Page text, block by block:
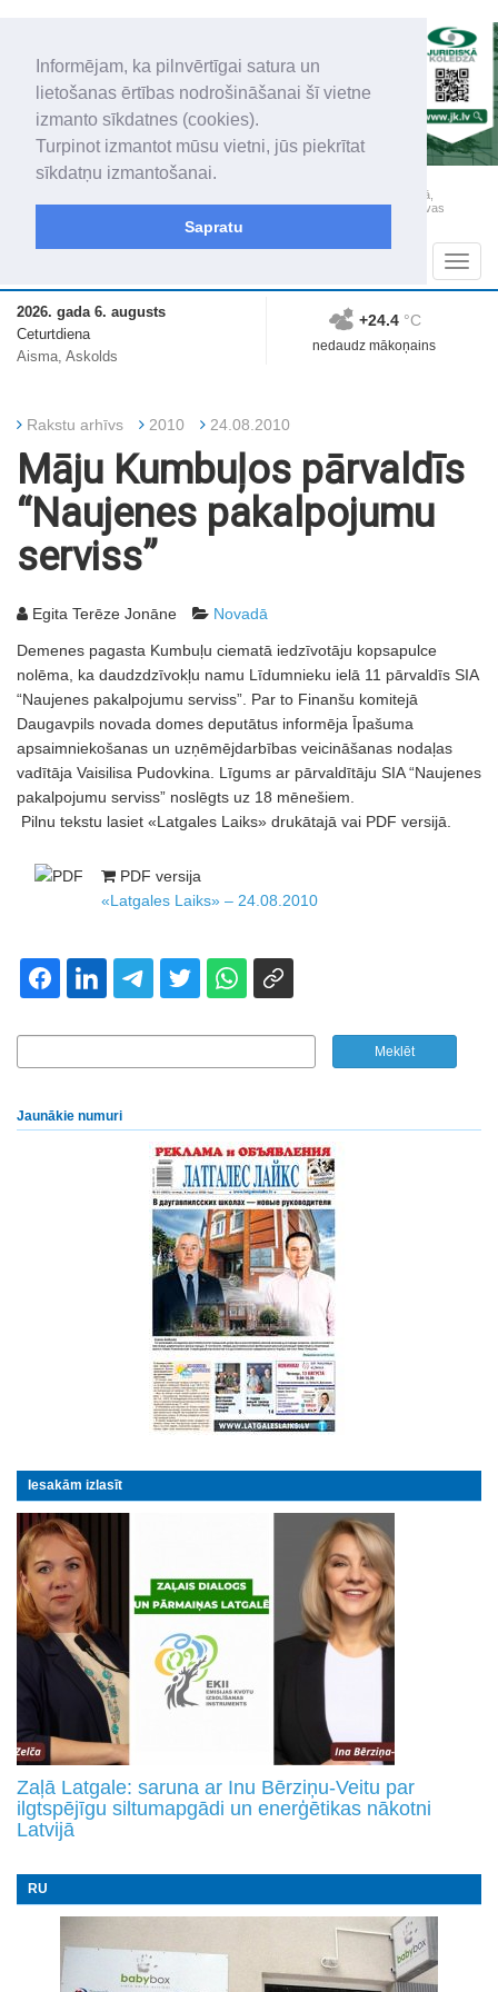
Informējam, ka pilnvērtīgai satura un
lietošanas ērtības nodrošināšanai šī vietne
izmanto sīkdatnes (cookies).
Turpinot izmantot mūsu vietni, jūs piekrītat
sīkdatņu izmantošanai.
Sapratu
„Latgales Laiks” iznāk latviešu un krievu valodās visā Dienvidlatgalē un Sēlijā,
„Latgales Laiks” latviešu valodā aptver Daugavpils valstspilsētu, Augšdaugavas
novadu un apkārtējos novadus un pilsētas.
2026. gada 6. augusts
Ceturtdiena
Aisma, Askolds
+24.4 °C
nedaudz mākoņains
Rakstu arhīvs 2010 24.08.2010
Māju Kumbuļos pārvaldīs
“Naujenes pakalpojumu
serviss”
Egita Terēze Jonāne Novadā
Demenes pagasta Kumbuļu ciematā iedzīvotāju kopsapulce
nolēma, ka daudzdzīvokļu namu Līdumnieku ielā 11 pārvaldīs SIA
“Naujenes pakalpojumu serviss”. Par to Finanšu komitejā
Daugavpils novada domes deputātus informēja Īpašuma
apsaimniekošanas un uzņēmējdarbības veicināšanas nodaļas
vadītāja Vaisilisa Pudovkina. Līgums ar pārvaldītāju SIA “Naujenes
pakalpojumu serviss” noslēgts uz 18 mēnešiem.
Pilnu tekstu lasiet «Latgales Laiks» drukātajā vai PDF versijā.
PDF versija
«Latgales Laiks» – 24.08.2010
Jaunākie numuri
Iesakām izlasīt
Zaļā Latgale: saruna ar Inu Bērziņu-Veitu par
ilgtspējīgu siltumapgādi un enerģētikas nākotni
Latvijā
RU